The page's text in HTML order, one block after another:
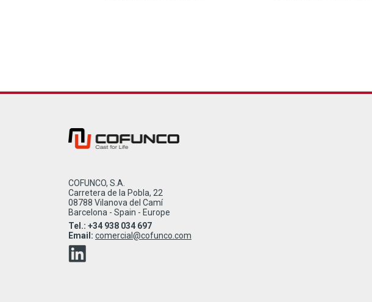
COFUNCO, S.A.
Carretera de la Pobla, 22
08788 Vilanova del Camí
Barcelona - Spain - Europe
Tel.: +34 938 034 697
Email: comercial@cofunco.com